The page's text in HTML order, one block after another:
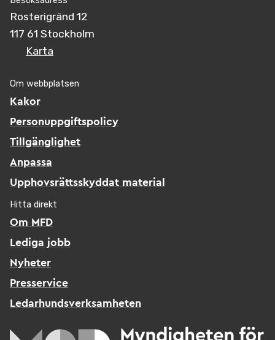
Rosterigränd 12
117 61 Stockholm
Karta
Om webbplatsen
Kakor
Personuppgiftspolicy
Tillgänglighet
Anpassa
Upphovsrättsskyddat material
Hitta direkt
Om MFD
Lediga jobb
Nyheter
Presservice
Ledarhundsverksamheten